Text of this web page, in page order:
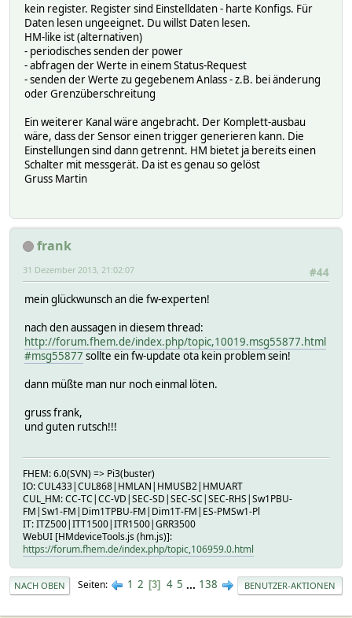
kein register. Register sind Einstelldaten - harte Konfigs. Für
Daten lesen ungeeignet. Du willst Daten lesen.
HM-like ist (alternativen)
- periodisches senden der power
- abfragen der Werte in einem Status-Request
- senden der Werte zu gegebenem Anlass - z.B. bei änderung
oder Grenzüberschreitung
Ein weiterer Kanal wäre angebracht. Der Komplett-ausbau
wäre, dass der Sensor einen trigger generieren kann. Die
Einstellungen sind dann getrennt. HM bietet ja bereits einen
Schalter mit messgerät. Da ist es genau so gelöst
Gruss Martin
frank
#44
31 Dezember 2013, 21:02:07
mein glückwunsch an die fw-experten!
nach den aussagen in diesem thread:
http://forum.fhem.de/index.php/topic,10019.msg55877.html
#msg55877 sollte ein fw-update ota kein problem sein!
dann müßte man nur noch einmal löten.
gruss frank,
und guten rutsch!!!
FHEM: 6.0(SVN) => Pi3(buster)
IO: CUL433|CUL868|HMLAN|HMUSB2|HMUART
CUL_HM: CC-TC|CC-VD|SEC-SD|SEC-SC|SEC-RHS|Sw1PBU-
FM|Sw1-FM|Dim1TPBU-FM|Dim1T-FM|ES-PMSw1-Pl
IT: ITZ500|ITT1500|ITR1500|GRR3500
WebUI [HMdeviceTools.js (hm.js)]:
https://forum.fhem.de/index.php/topic,106959.0.html
NACH OBEN Seiten 1 2 3 4 5 ... 138 BENUTZER-AKTIONEN